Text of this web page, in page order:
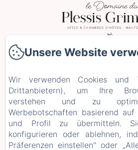
2 Le Plessis Grimaud,
Startseite
Zimmer
Aufenthalte und
+ weitere Infos
Unsere Website
Wir verwenden Cookies und
Drittanbietern), um Ihre
verstehen und zu
Werbebotschaften basierend
und Profil zu übermitteln.
konfigurieren oder ablehnen,
Präferenzen einstellen" oder